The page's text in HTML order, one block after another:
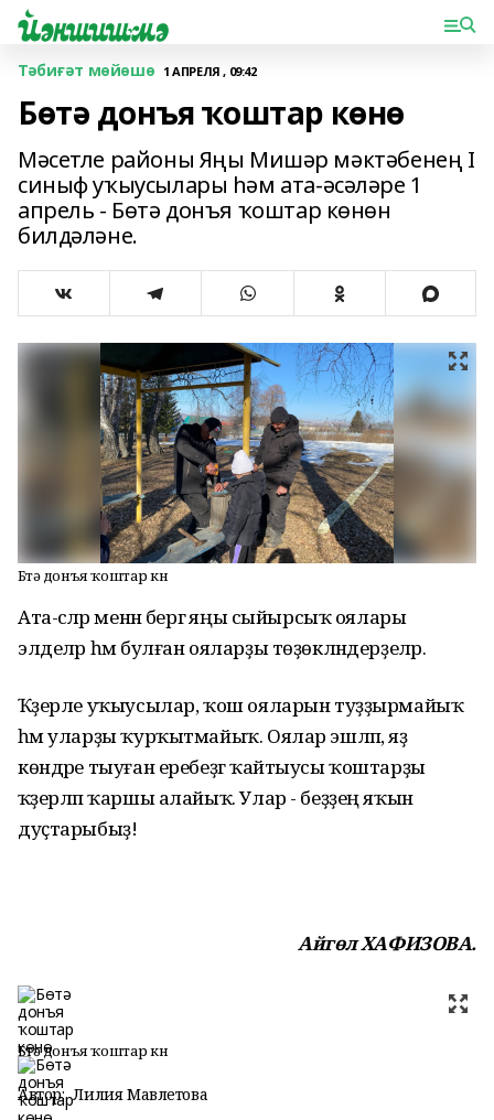
Тәбиғәт мөйөшө 1 АПРЕЛЯ , 09:42
Бөтә донъя ҡоштар көнө
Мәсетле районы Яңы Мишәр мәктәбенең I
синыф уҡыусылары һәм ата-әсәләре 1
апрель - Бөтә донъя ҡоштар көнөн
билдәләне.
Бөтә донъя ҡоштар көнө
Ата-әсәләр менән бергә яңы сыйырсыҡ оялары
элделәр һәм булған ояларҙы төҙөкләндерҙеләр.
Ҡәҙерле уҡыусылар, ҡош ояларын туҙҙырмайыҡ
һәм уларҙы ҡурҡытмайыҡ. Оялар эшләп, яҙ
көндәре тыуған еребеҙгә ҡайтыусы ҡоштарҙы
ҡәҙерләп ҡаршы алайыҡ. Улар - беҙҙең яҡын
дуҫтарыбыҙ!
Айгөл ХАФИЗОВА.
Бөтә донъя ҡоштар көнө
Автор: Лилия Мавлетова